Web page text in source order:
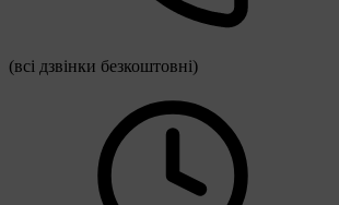
(всі дзвінки безкоштовні)